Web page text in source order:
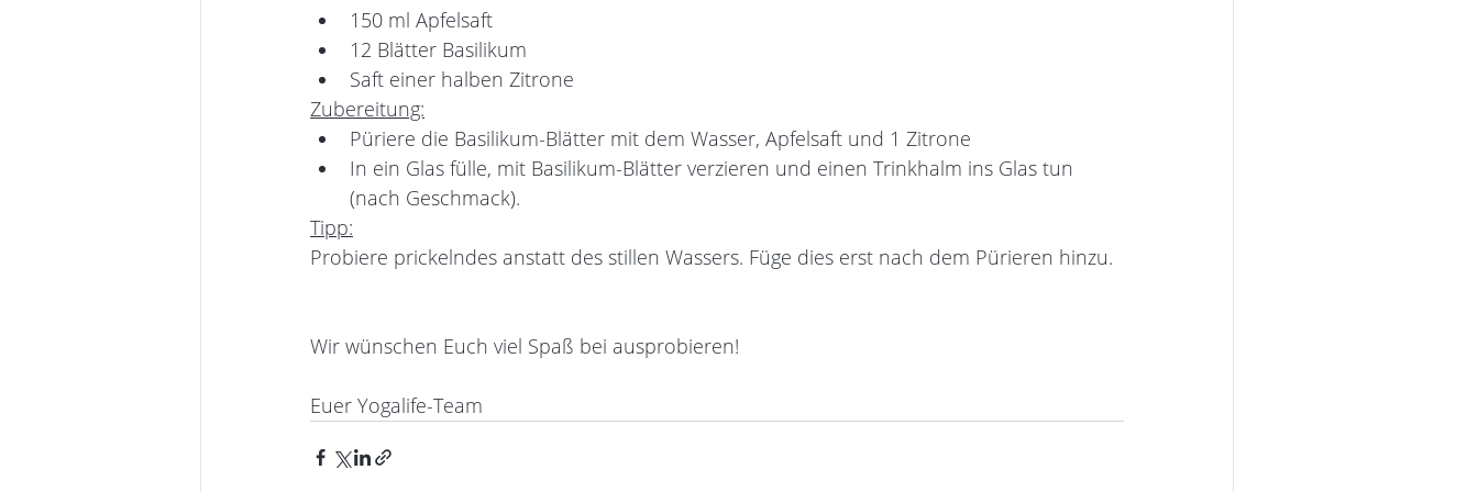
150 ml Apfelsaft
12 Blätter Basilikum
Saft einer halben Zitrone
Zubereitung:
Püriere die Basilikum-Blätter mit dem Wasser, Apfelsaft und 1 Zitrone
In ein Glas fülle, mit Basilikum-Blätter verzieren und einen Trinkhalm ins Glas tun
(nach Geschmack).
Tipp:
Probiere prickelndes anstatt des stillen Wassers. Füge dies erst nach dem Pürieren hinzu.
Wir wünschen Euch viel Spaß bei ausprobieren!
Euer Yogalife-Team